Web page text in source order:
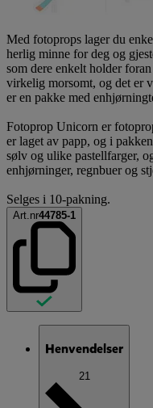
Med fotoprops lager du
herlig minne for deg og
som dere enkelt holder
virkelig morsomt, og det er
er en pakke med
Fotoprop Unicorn er
er laget av papp, og i
sølv og ulike pastellfarger,
enhjørninger, regnbuer og
Selges i 10-pakning.
Art.nr44785-1
Henvendelser
21